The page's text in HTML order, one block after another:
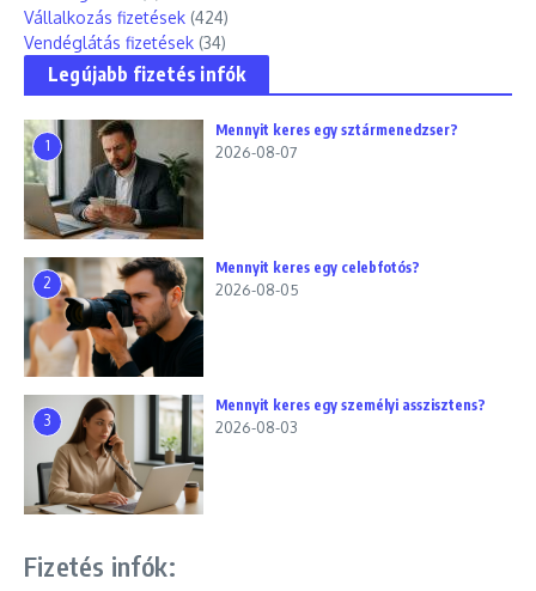
Vállalkozás fizetések (424)
Vendéglátás fizetések (34)
Legújabb fizetés infók
1
Mennyit keres egy sztármenedzser?
2026-08-07
2
Mennyit keres egy celebfotós?
2026-08-05
3
Mennyit keres egy személyi asszisztens?
2026-08-03
Fizetés infók: